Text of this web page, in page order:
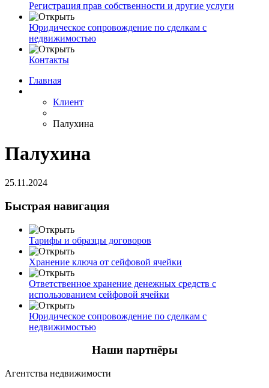
Регистрация прав собственности и другие услуги
Юридическое сопровождение по сделкам с
недвижимостью
Контакты
Главная
Клиент
Палухина
Палухина
25.11.2024
Быстрая навигация
Тарифы и образцы договоров
Хранение ключа от сейфовой ячейки
Ответственное хранение денежных средств с
использованием сейфовой ячейки
Юридическое сопровождение по сделкам с
недвижимостью
Наши партнёры
Агентства недвижимости